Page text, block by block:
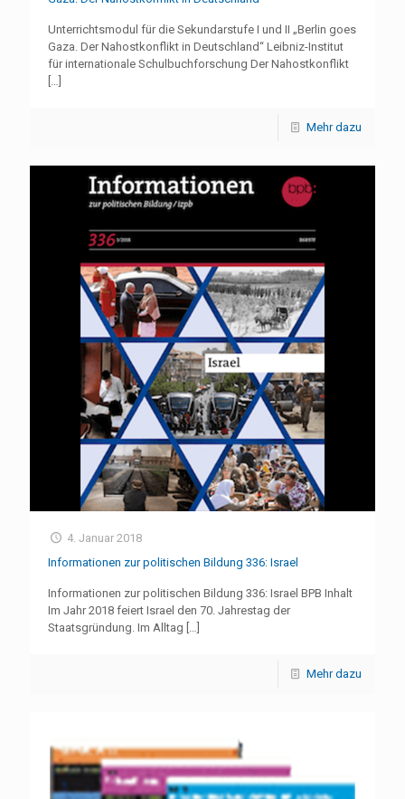
Unterrichtsmodul für die Sekundarstufe I und II „Berlin goes
Gaza. Der Nahostkonflikt in Deutschland“ Leibniz-Institut
für internationale Schulbuchforschung Der Nahostkonflikt
Mehr dazu
4. Januar 2018
Informationen zur politischen Bildung 336: Israel
Informationen zur politischen Bildung 336: Israel BPB Inhalt
Im Jahr 2018 feiert Israel den 70. Jahrestag der
Staatsgründung. Im Alltag […]
Mehr dazu